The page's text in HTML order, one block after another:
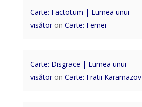
Carte: Factotum | Lumea unui
visătoron Carte: Femei
Carte: Disgrace | Lumea unui
visătoron Carte: Fratii Karamazov